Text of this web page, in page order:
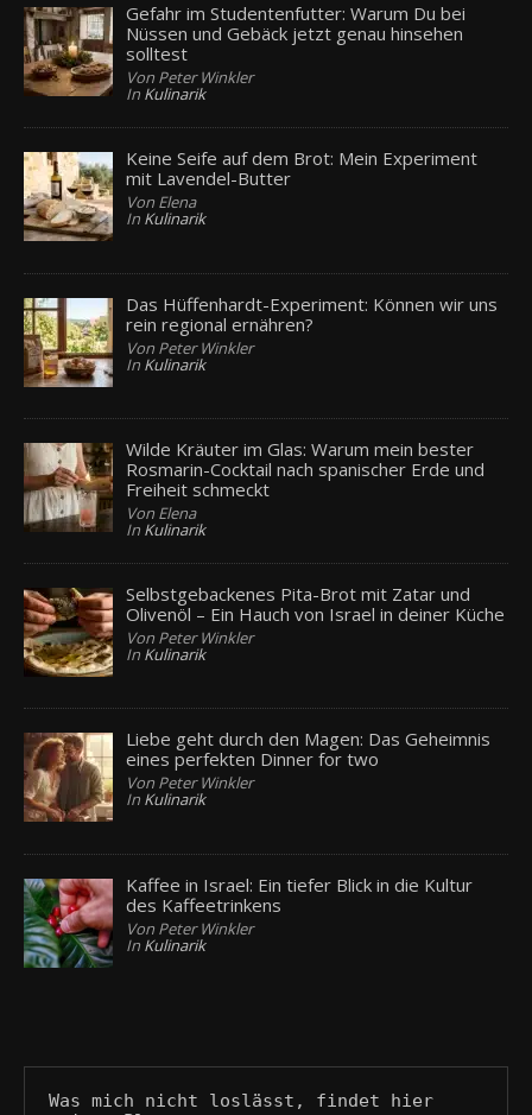
Gefahr im Studentenfutter: Warum Du bei
Nüssen und Gebäck jetzt genau hinsehen
solltest
Von Peter Winkler
In Kulinarik
Keine Seife auf dem Brot: Mein Experiment
mit Lavendel-Butter
Von Elena
In Kulinarik
Das Hüffenhardt-Experiment: Können wir uns
rein regional ernähren?
Von Peter Winkler
In Kulinarik
Wilde Kräuter im Glas: Warum mein bester
Rosmarin-Cocktail nach spanischer Erde und
Freiheit schmeckt
Von Elena
In Kulinarik
Selbstgebackenes Pita-Brot mit Zatar und
Olivenöl – Ein Hauch von Israel in deiner Küche
Von Peter Winkler
In Kulinarik
Liebe geht durch den Magen: Das Geheimnis
eines perfekten Dinner for two
Von Peter Winkler
In Kulinarik
Kaffee in Israel: Ein tiefer Blick in die Kultur
des Kaffeetrinkens
Von Peter Winkler
In Kulinarik
Was mich nicht loslässt, findet hier